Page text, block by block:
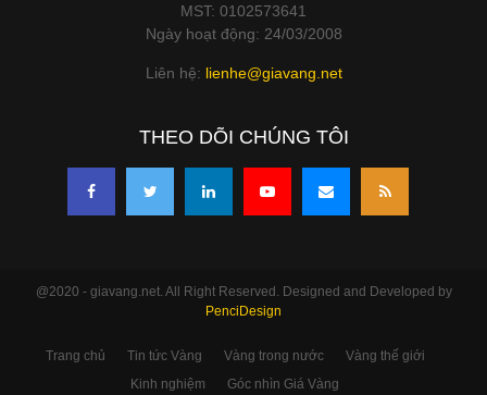
MST: 0102573641
Ngày hoạt động: 24/03/2008
Liên hệ: lienhe@giavang.net
THEO DÕI CHÚNG TÔI
@2020 - giavang.net. All Right Reserved. Designed and Developed by
PenciDesign
Trang chủ Tin tức Vàng Vàng trong nước
Vàng thế giới
Kinh nghiệm
Góc nhìn Giá Vàng